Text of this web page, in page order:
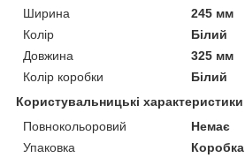
Ширина
245 мм
Колір
Білий
Довжина
325 мм
Колір коробки
Білий
Користувальницькі характеристики
Повнокольоровий
Немає
Упаковка
Коробка